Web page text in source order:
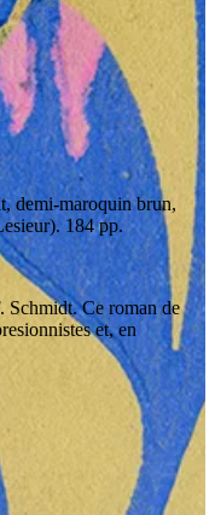
, demi-maroquin brun,
184 pp.
Schmidt. Ce roman de
et, en